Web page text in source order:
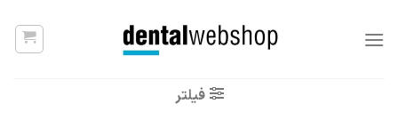
فیلتر